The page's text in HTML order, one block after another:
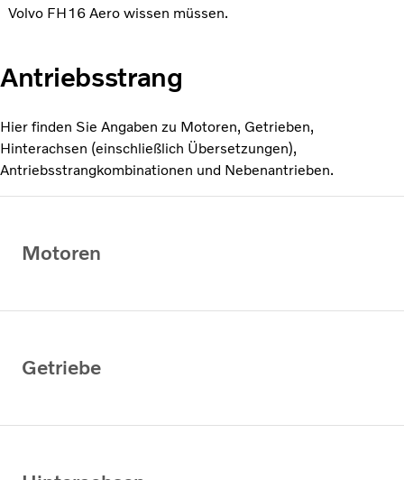
Volvo FH16 Aero wissen müssen.
Antriebsstrang
Hier finden Sie Angaben zu Motoren, Getrieben,
Hinterachsen (einschließlich Übersetzungen),
Antriebsstrangkombinationen und Nebenantrieben.
Motoren
Getriebe